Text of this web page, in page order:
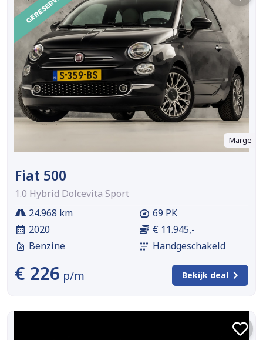
Marge
Fiat 500
1.0 Hybrid Dolcevita Sport
24.968 km
2020
Benzine
69 PK
€ 11.945,-
Handgeschakeld
€ 226 p/m Bekijk deal